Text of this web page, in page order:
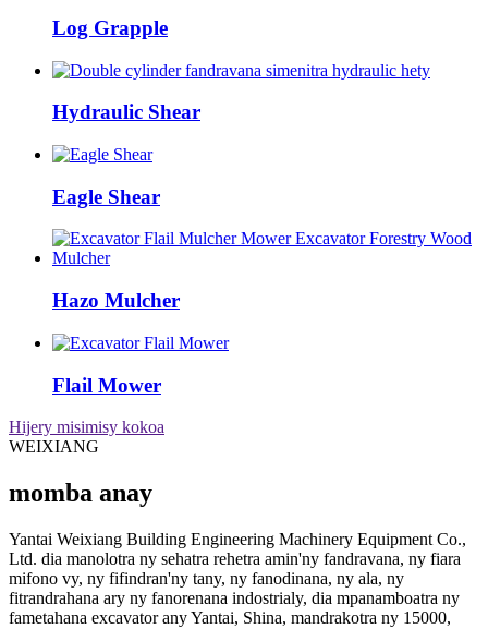
Log Grapple
Hydraulic Shear
Eagle Shear
Hazo Mulcher
Flail Mower
Hijery misimisy kokoa
WEIXIANG
momba anay
Yantai Weixiang Building Engineering Machinery Equipment Co.,
Ltd. dia manolotra ny sehatra rehetra amin'ny fandravana, ny fiara
mifono vy, ny fifindran'ny tany, ny fanodinana, ny ala, ny
fitrandrahana ary ny fanorenana indostrialy, dia mpanamboatra ny
fametahana excavator any Yantai, Shina, mandrakotra ny 15000,